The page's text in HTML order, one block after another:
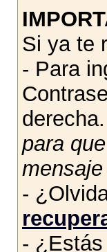
Si ya te
- Para
derecha.
para
-
-